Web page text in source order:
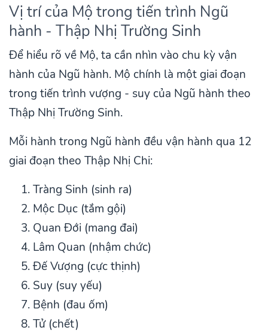
Vị trí của Mộ trong tiến trình Ngũ
hành - Thập Nhị Trường Sinh
Để hiểu rõ về Mộ, ta cần nhìn vào chu kỳ vận
hành của Ngũ hành. Mộ chính là một giai đoạn
trong tiến trình vượng - suy của Ngũ hành theo
Thập Nhị Trường Sinh.
Mỗi hành trong Ngũ hành đều vận hành qua 12
giai đoạn theo Thập Nhị Chi:
Tràng Sinh (sinh ra)
Mộc Dục (tắm gội)
Quan Đới (mang đai)
Lâm Quan (nhậm chức)
Đế Vượng (cực thịnh)
Suy (suy yếu)
Bệnh (đau ốm)
Tử (chết)